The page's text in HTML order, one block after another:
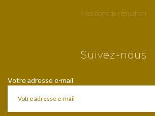
Mes bons de réduction
Suivez-nous
Votre adresse e-mail